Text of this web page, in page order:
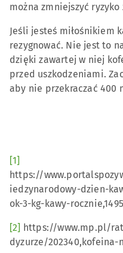
można zmniejszyć ryzyko
Jeśli jesteś miłośnikiem
rezygnować. Nie jest to
dzięki zawartej w niej
przed uszkodzeniami.
aby nie przekraczać 400
[1]
https://
iedzynarodowy-dzien-
ok-3-kg-kawy-
[2] https://www.mp.pl/
dyzurze/202340,kofeina-